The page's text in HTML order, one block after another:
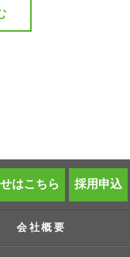
はこちら 採用申込
会社概要